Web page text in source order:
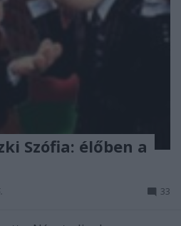
Szófia: élőben a
33